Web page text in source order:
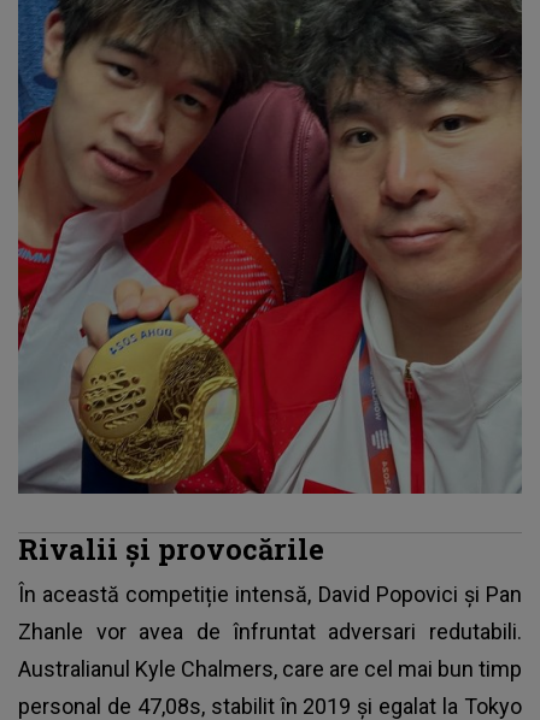
Rivalii și provocările
În această competiție intensă, David Popovici și Pan
Zhanle vor avea de înfruntat adversari redutabili.
Australianul Kyle Chalmers, care are cel mai bun timp
personal de 47,08s, stabilit în 2019 și egalat la Tokyo